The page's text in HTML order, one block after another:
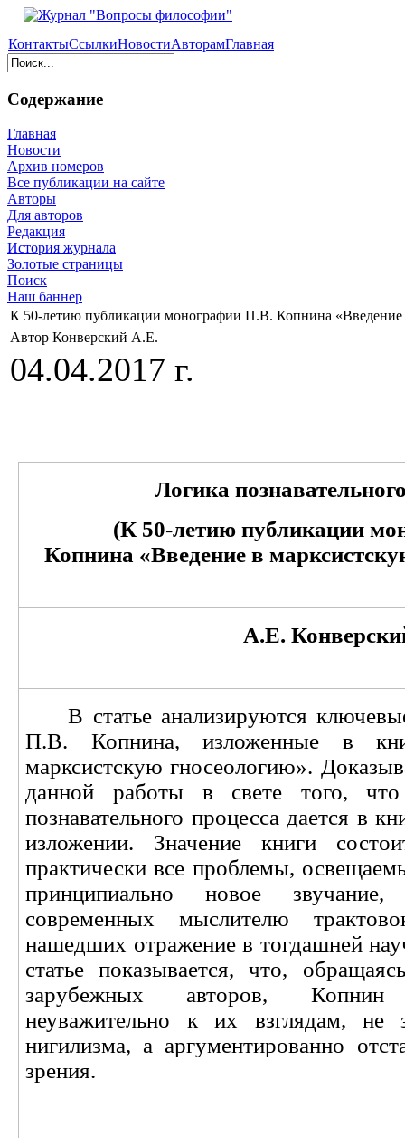
КонтактыСсылкиНовостиАвторамГлавная
Содержание
Главная
Новости
Архив номеров
Все публикации на сайте
Авторы
Для авторов
Редакция
История журнала
Золотые страницы
Поиск
Наш баннер
К 50-летию публикации монографии П.В. Копнина «Введение
Автор Конверский А.Е.
04.04.2017 г.
Логика
(К 50-летию публикации
Копнина «Введение в
А.Е.
В статье анализируются
П.В. Копнина, изложенные в
марксистскую гносеологию».
данной работы в свете того,
познавательного процесса дается в
изложении. Значение книги
практически все проблемы,
принципиально новое
современных мыслителю
нашедших отражение в тогдашней
статье показывается, что,
зарубежных авторов,
неуважительно к их взглядам, не
нигилизма, а аргументированно
зрения.